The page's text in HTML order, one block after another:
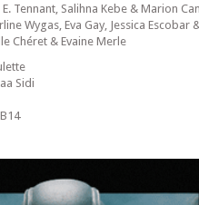
E. Tennant, Salihna Kebe & Marion
Wygas, Eva Gay, Jessica Escobar
Chéret & Evaine Merle
Sidi